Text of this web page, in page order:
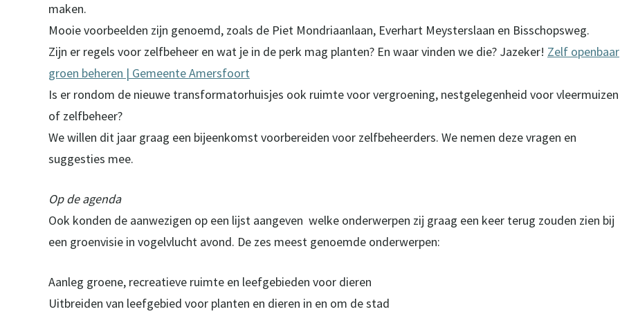
maken.
Mooie voorbeelden zijn genoemd, zoals de Piet Mondriaanlaan, Everhart Meysterslaan en Bisschopsweg.
Zijn er regels voor zelfbeheer en wat je in de perk mag planten? En waar vinden we die? Jazeker! Zelf openbaar
groen beheren | Gemeente Amersfoort
Is er rondom de nieuwe transformatorhuisjes ook ruimte voor vergroening, nestgelegenheid voor vleermuizen
of zelfbeheer?
We willen dit jaar graag een bijeenkomst voorbereiden voor zelfbeheerders. We nemen deze vragen en
suggesties mee.
Op de agenda
Ook konden de aanwezigen op een lijst aangeven welke onderwerpen zij graag een keer terug zouden zien bij
een groenvisie in vogelvlucht avond. De zes meest genoemde onderwerpen:
Aanleg groene, recreatieve ruimte en leefgebieden voor dieren
Uitbreiden van leefgebied voor planten en dieren in en om de stad